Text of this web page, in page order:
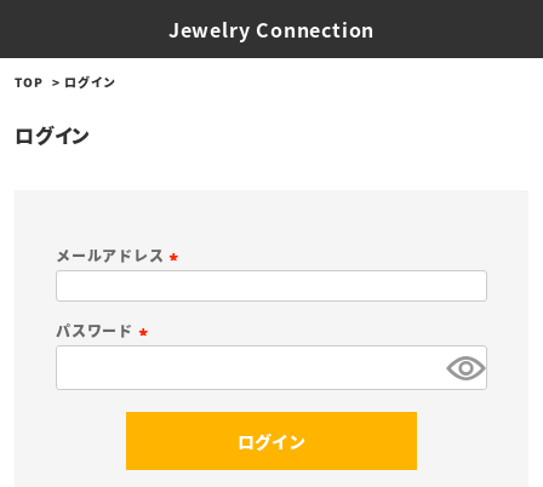
Jewelry Connection
TOP ログイン
ログイン
メールアドレス
須
パスワード
ログイン